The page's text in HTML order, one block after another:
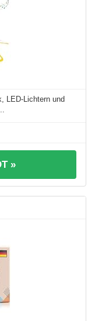
LED-Lichtern und
»